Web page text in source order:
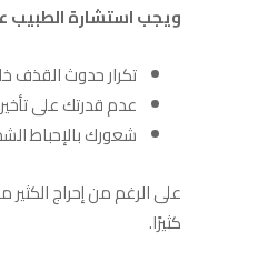
ويجب استشارة الطبيب
تكرار حدوث القذف
عدم قدرتك على
شعورك بالإحباط
على الرغم من إحراج
كثيرًا.